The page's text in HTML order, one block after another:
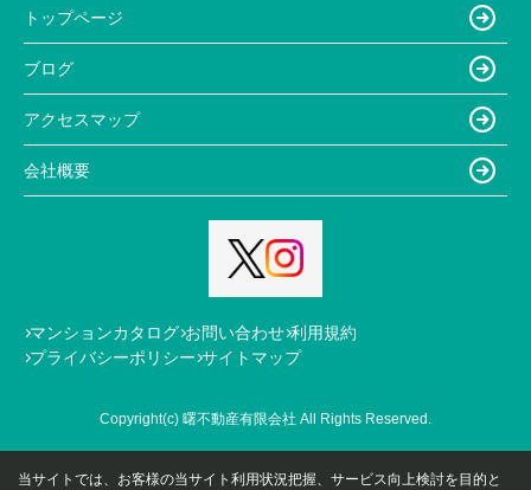
トップページ
ブログ
アクセスマップ
会社概要
マンションカタログ お問い合わせ 利用規約
プライバシーポリシー サイトマップ
Copyright(c) 曙不動産有限会社 All Rights Reserved.
当サイトでは、お客様の当サイト利用状況把握、サービス向上検討を目的と